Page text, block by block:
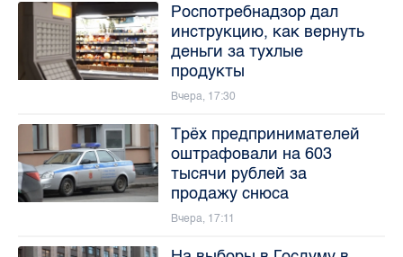
Роспотребнадзор дал
инструкцию, как вернуть
деньги за тухлые
продукты
Вчера, 17:30
Трёх предпринимателей
оштрафовали на 603
тысячи рублей за
продажу снюса
Вчера, 17:11